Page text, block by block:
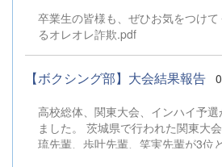
た。ご協力ありがとうございました
卒業生の皆様も、ぜひお気をつけ
るオレオレ詐欺.pdf
【ボクシング部】大会結果報告
高校総体、関東大会、インハイ予選
ました。 茨城県で行われた関東大
琉先輩、歩叶先輩、笑実先輩が3位